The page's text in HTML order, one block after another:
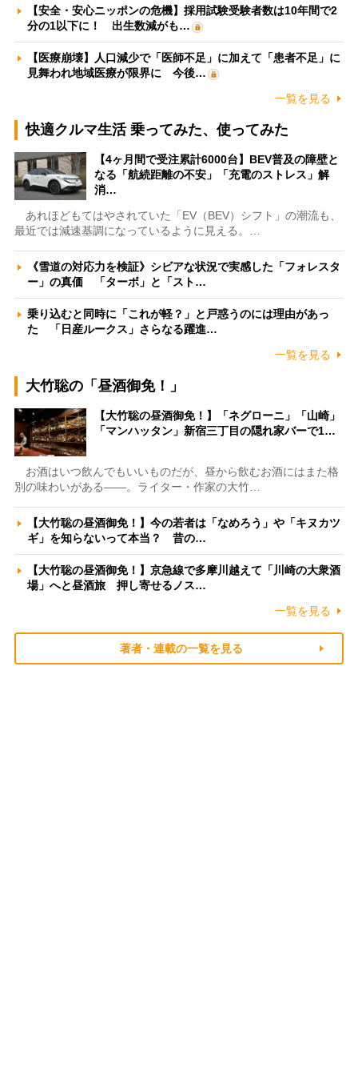
【安全・安心ニッポンの危機】採用試験受験者数は10年間で2
分の1以下に！ 出生数減がも…
【医療崩壊】人口減少で「医師不足」に加えて「患者不足」に
見舞われ地域医療が限界に 今後…
一覧を見る
快適クルマ生活 乗ってみた、使ってみた
【4ヶ月間で受注累計6000台】BEV普及の障壁と
なる「航続距離の不安」「充電のストレス」解
消…
あれほどもてはやされていた「EV（BEV）シフト」の潮流も、
最近では減速基調になっているように見える。…
《雪道の対応力を検証》シビアな状況で実感した「フォレスタ
ー」の真価 「ターボ」と「スト…
乗り込むと同時に「これが軽？」と戸惑うのには理由があっ
た 「日産ルークス」さらなる躍進…
一覧を見る
大竹聡の「昼酒御免！」
【大竹聡の昼酒御免！】「ネグローニ」「山崎」
「マンハッタン」新宿三丁目の隠れ家バーで1…
お酒はいつ飲んでもいいものだが、昼から飲むお酒にはまた格
別の味わいがある――。ライター・作家の大竹…
【大竹聡の昼酒御免！】今の若者は「なめろう」や「キヌカツ
ギ」を知らないって本当？ 昔の…
【大竹聡の昼酒御免！】京急線で多摩川越えて「川崎の大衆酒
場」へと昼酒旅 押し寄せるノス…
一覧を見る
著者・連載の一覧を見る